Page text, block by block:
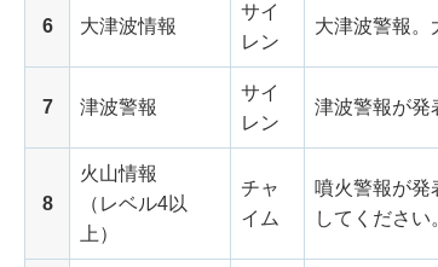
6 大津波情報
サイ
レン
大津波警報。
7 津波警報
サイ
レン
津波警報が発
8
火山情報
（レベル4以
上）
チャ
イム
噴火警報が発
してください